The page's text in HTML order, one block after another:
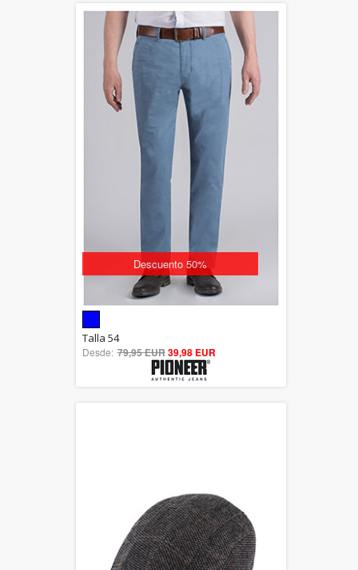
Descuento 50%
out of 5
Talla 54
Desde: 79,95 EUR39,98 EUR